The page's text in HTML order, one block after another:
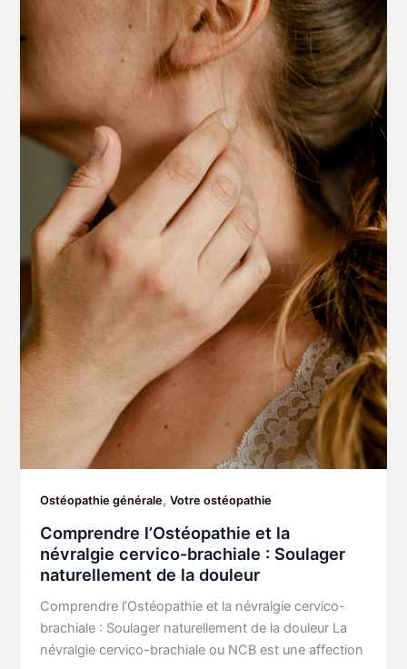
Ostéopathie générale,Votre ostéopathie
Comprendre l’Ostéopathie et la
névralgie cervico-brachiale : Soulager
naturellement de la douleur
Comprendre l’Ostéopathie et la névralgie cervico-
brachiale : Soulager naturellement de la douleur La
névralgie cervico-brachiale ou NCB est une affection